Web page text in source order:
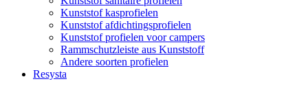
Kunststof kasprofielen
Kunststof afdichtingsprofielen
Kunststof profielen voor campers
Rammschutzleiste aus Kunststoff
Andere soorten profielen
Resysta